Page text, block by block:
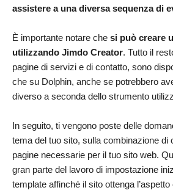
assistere a una diversa sequenza di
È importante notare che si può creare
utilizzando Jimdo Creator. Tutto il
pagine di servizi e di contatto, sono
che su Dolphin, anche se potrebbero
diverso a seconda dello strumento
In seguito, ti vengono poste delle
tema del tuo sito, sulla combinazione di
pagine necessarie per il tuo sito web.
gran parte del lavoro di impostazione
template affinché il sito ottenga